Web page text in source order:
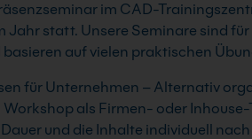
im CAD-
Jahr statt. Unsere Seminare sind
auf vielen praktischen
für Unternehmen – Alternativ
als Firmen- oder
und die Inhalte individuell